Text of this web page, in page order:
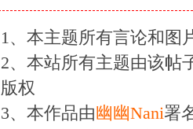
1、本主题所有言论和图
2、本站所有主题由该帖
版权
3、本作品由幽幽Nani署